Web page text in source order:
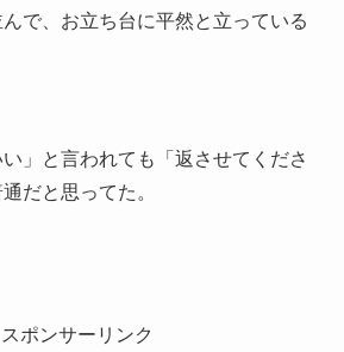
で、お立ち台に平然と立っている
」と言われても「返させてくださ
だと思ってた。
スポンサーリンク